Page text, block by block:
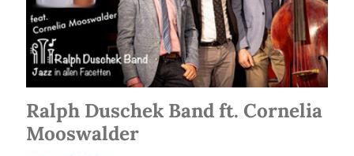
Ralph Duschek Band ft. Cornelia
Mooswalder